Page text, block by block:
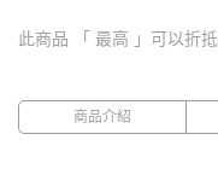
此商品 「 最高 」可以折
商品介紹